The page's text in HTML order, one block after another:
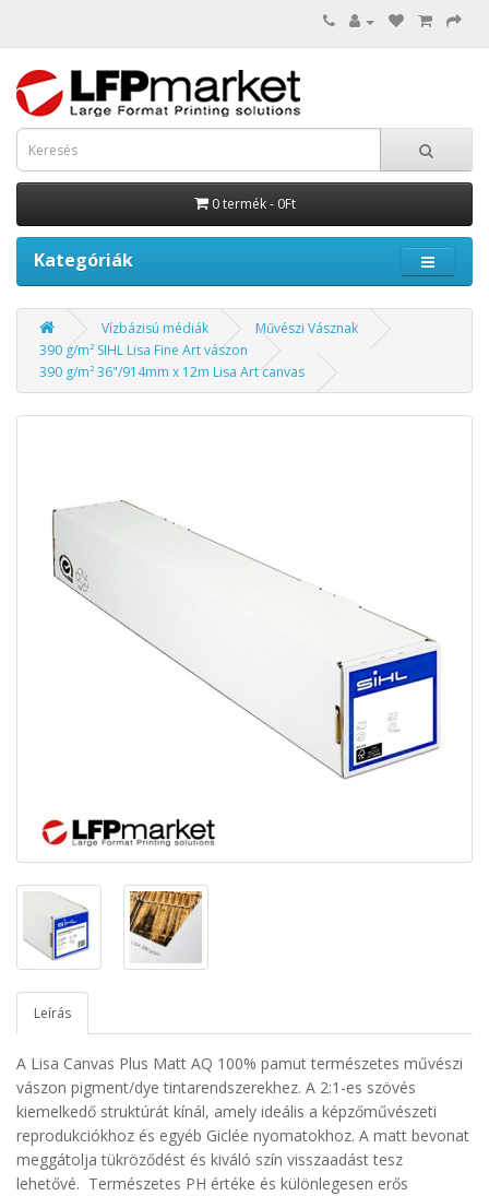
0 termék - 0Ft
Kategóriák
Vízbázisú médiák
Művészi Vásznak
390 g/m² SIHL Lisa Fine Art vászon
390 g/m² 36"/914mm x 12m Lisa Art canvas
Leírás
A Lisa Canvas Plus Matt AQ 100% pamut természetes művészi
vászon pigment/dye tintarendszerekhez. A 2:1-es szövés
kiemelkedő struktúrát kínál, amely ideális a képzőművészeti
reprodukciókhoz és egyéb Giclée nyomatokhoz. A matt bevonat
meggátolja tükröződést és kiváló szín visszaadást tesz
lehetővé. Természetes PH értéke és különlegesen erős